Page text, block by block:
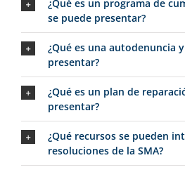
¿Qué es un programa de
se puede presentar?
¿Qué es una autodenuncia
presentar?
¿Qué es un plan de
presentar?
¿Qué recursos se pueden
resoluciones de la SMA?